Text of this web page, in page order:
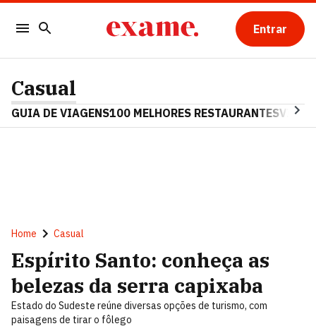
Entrar
Casual
GUIA DE VIAGENS100 MELHORES RESTAURANTES
Home Casual
Espírito Santo: conheça as
belezas da serra capixaba
Estado do Sudeste reúne diversas opções de turismo, com
paisagens de tirar o fôlego